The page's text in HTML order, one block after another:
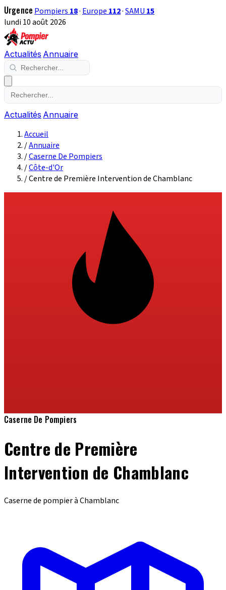
Urgence Pompiers 18· Europe 112·SAMU 15
lundi 10 août 2026
Actualités Annuaire
Actualités Annuaire
Accueil
/Annuaire
/Caserne De Pompiers
/Côte-d'Or
/Centre de Première Intervention de Chamblanc
Caserne De Pompiers
Centre de Première
Intervention de Chamblanc
Caserne de pompier à Chamblanc